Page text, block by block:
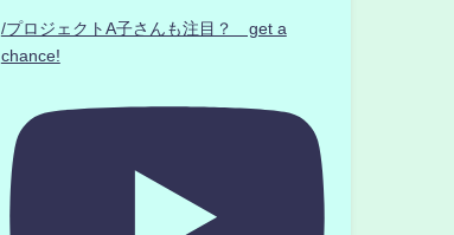
/プロジェクトA子さんも注目？ get a
chance!